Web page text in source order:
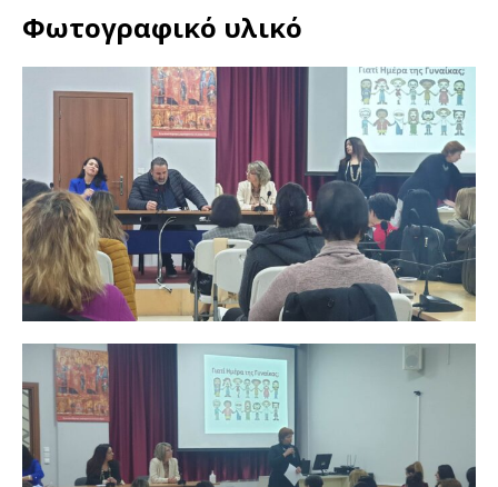
Φωτογραφικό υλικό